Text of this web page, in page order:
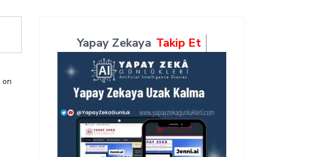
on
Yapay Zekaya Takip Et